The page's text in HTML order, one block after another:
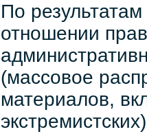
По
отношении
(массовое
материалов,